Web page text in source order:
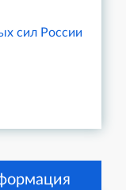
сил России